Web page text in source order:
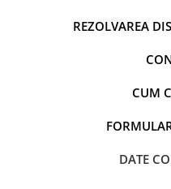
REZOLVAREA
CUM
DATE